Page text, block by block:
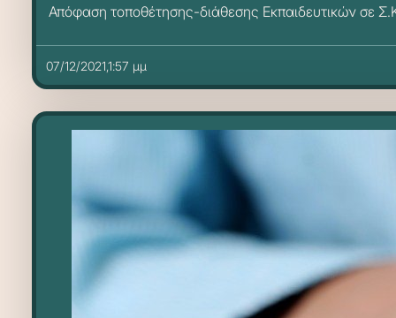
Απόφαση τοποθέτησης-διάθεσης Εκπαιδευτικών
07/12/2021,1:57 μμ